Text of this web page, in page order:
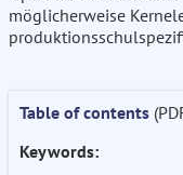
möglicherweise
Table of contents
Keywords: